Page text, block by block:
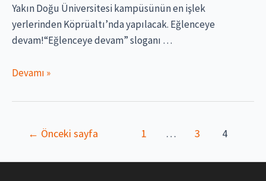
Yakın Doğu Üniversitesi kampüsünün en işlek
yerlerinden Köprüaltı’nda yapılacak. Eğlenceye
devam!“Eğlenceye devam” sloganı …
Yakın
Üniversitesi
“Cumartesi
Devamı »
← Önceki sayfa 1 … 3 4